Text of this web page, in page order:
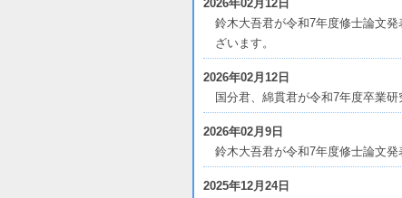
2026年02月12日
鈴木大吾君が令和7年度修士論文
ざいます。
2026年02月12日
国分君、綿貫君が令和7年度卒業
2026年02月9日
鈴木大吾君が令和7年度修士論文発
2025年12月24日